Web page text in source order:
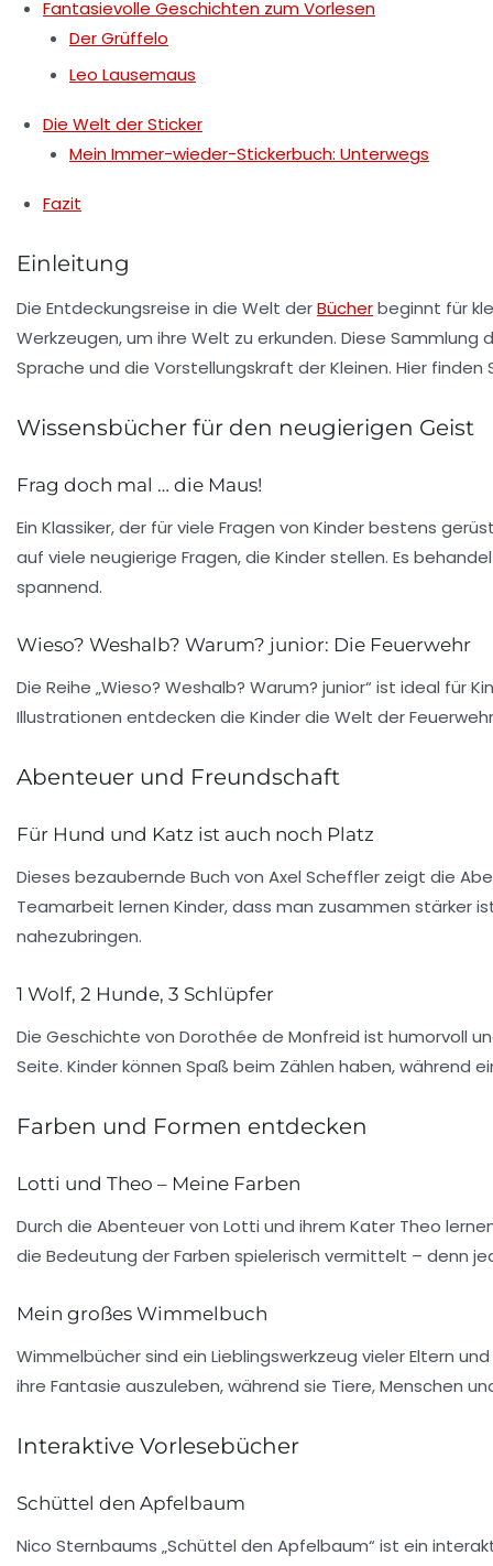
Fantasievolle Geschichten zum Vorlesen
Der Grüffelo
Leo Lausemaus
Die Welt der Sticker
Mein Immer-wieder-Stickerbuch: Unterwegs
Fazit
Einleitung
Die Entdeckungsreise in die Welt derBücherbeginnt für
Werkzeugen, um ihre Welt zu erkunden. Diese
Sprache und die Vorstellungskraft der Kleinen. Hier
Wissensbücher für den neugierigen Geist
Frag doch mal … die Maus!
Ein Klassiker, der für viele Fragen von Kinderbestens
auf viele neugierige Fragen, die Kinder stellen. Es
spannend.
Wieso? Weshalb? Warum? junior: Die Feuerwehr
Die Reihe „Wieso? Weshalb? Warum? junior“ ist ideal für
Illustrationen entdecken die Kinder die Welt der
Abenteuer und Freundschaft
Für Hund und Katz ist auch noch Platz
Dieses bezaubernde Buch von Axel Scheffler zeigt die
Teamarbeit lernen Kinder, dass man zusammen stärker
nahezubringen.
1 Wolf, 2 Hunde, 3 Schlüpfer
Die Geschichte von Dorothée de Monfreid ist humorvoll
Seite. Kinder können Spaß beim Zählen haben, während
Farben und Formen entdecken
Lotti und Theo – Meine Farben
Durch die Abenteuer von Lotti und ihrem Kater Theo
die Bedeutung der Farben spielerisch vermittelt – denn
Mein großes Wimmelbuch
Wimmelbücher sind ein Lieblingswerkzeug vieler Eltern
ihre Fantasie auszuleben, während sie Tiere, Menschen
Interaktive Vorlesebücher
Schüttel den Apfelbaum
Nico Sternbaums „Schüttel den Apfelbaum“ ist ein